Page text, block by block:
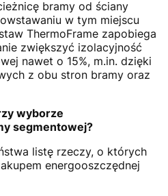
bramy od ściany
w tym miejscu
ThermoFrame zapobiega
zwiększyć izolacyjność
nawet o 15%, m.in. dzięki
z obu stron bramy oraz
wyborze
segmentowej?
listę rzeczy, o których
energooszczędnej